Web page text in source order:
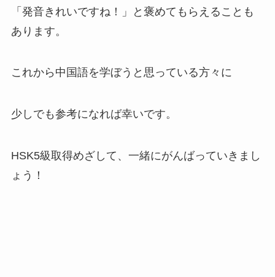
「発音きれいですね！」と褒めてもらえることも
あります。
これから中国語を学ぼうと思っている方々に
少しでも参考になれば幸いです。
HSK5級取得めざして、一緒にがんばっていきまし
ょう！